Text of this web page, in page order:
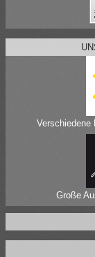
Verschiedene
Große